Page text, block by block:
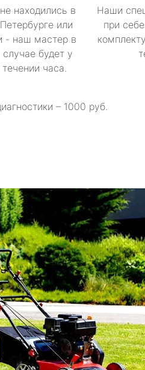
находились в
или
- наш мастер в
будет у
часа.
Наши
при
– 1000 руб.